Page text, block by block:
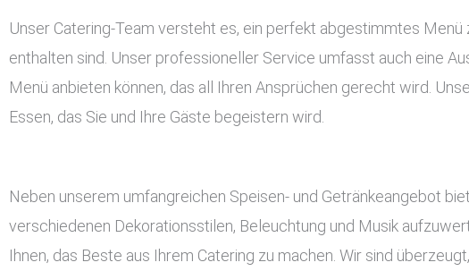
Unser Catering-Team versteht es, ein perfekt abgestimmtes
enthalten sind. Unser professioneller Service umfasst auch eine
Menü anbieten können, das all Ihren Ansprüchen gerecht wird.
Essen, das Sie und Ihre Gäste begeistern wird.
Neben unserem umfangreichen Speisen- und Getränkeangebot
verschiedenen Dekorationsstilen, Beleuchtung und Musik
Ihnen, das Beste aus Ihrem Catering zu machen. Wir sind